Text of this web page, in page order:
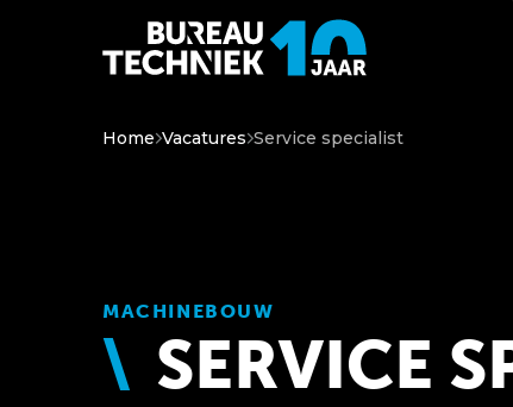
Home Vacatures Service specialist
MACHINEBOUW
SERVICE